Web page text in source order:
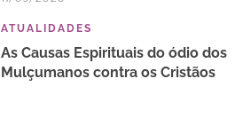
ATUALIDADES
As Causas Espirituais do ódio dos
Mulçumanos contra os Cristãos